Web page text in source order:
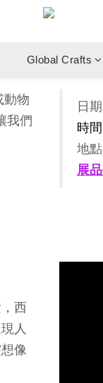
Global Crafts
動物
我們
日
時
地
展
西
人
像